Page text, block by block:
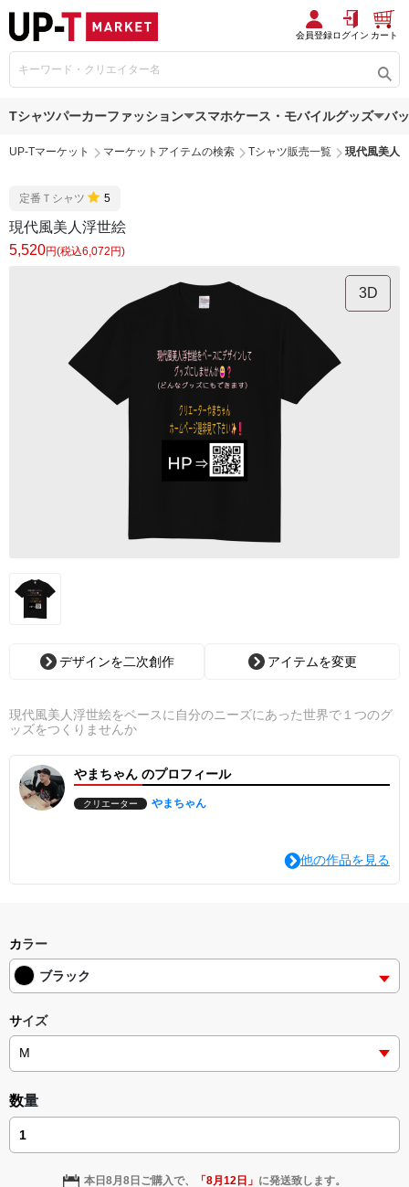
会員登録ログイン カート
Tシャツパーカーファッション スマホケース・モバイルグッズ バ
UP-Tマーケット マーケットアイテムの検索 Tシャツ販売一覧 現代風美人
定番Ｔシャツ 5
現代風美人浮世絵
5,520円(税込6,072円)
3D
デザインを二次創作 アイテムを変更
現代風美人浮世絵をベースに自分のニーズにあった世界で１つのグ
ッズをつくりませんか
やまちゃん のプロフィール
クリエーター やまちゃん
他の作品を見る
カラー
ブラック
サイズ
数量
本日8月8日 ご購入で、 「8月12日 」 に発送致します。